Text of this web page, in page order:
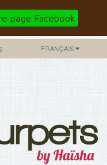
page Facebook
FRANÇAIS